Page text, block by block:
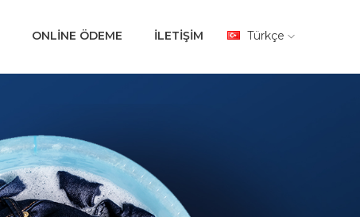
ONLİNE ÖDEME İLETİŞİM Türkçe